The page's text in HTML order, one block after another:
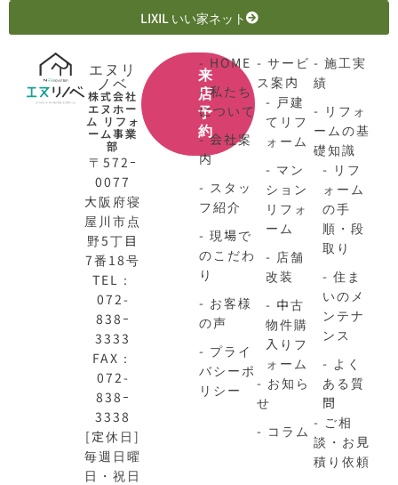
LIXIL いい家ネット
エヌリ
ノベ
株式会社
エヌホー
ム リフォ
ーム事業
部
〒572ｰ
0077
大阪府寝
屋川市点
野5丁目
7番18号
TEL：
072-
838ｰ
3333
FAX：
072-
838ｰ
3338
[定休日]
毎週日曜
日・祝日
来
店
予
約
- HOME
- 私たち
について
- 会社案
内
- スタッ
フ紹介
- 現場で
のこだわ
り
- お客様
の声
- プライ
バシーポ
リシー
- サービ
ス案内
- 戸建
てリフ
ォーム
- マン
ション
リフォ
ーム
- 店舗
改装
- 中古
物件購
入りフ
ォーム
- お知ら
せ
- コラム
- 施工実
績
- リフォ
ームの基
礎知識
- リフ
ォーム
の手
順・段
取り
- 住ま
いのメ
ンテナ
ンス
- よく
ある質
問
- ご相
談・お見
積り依頼